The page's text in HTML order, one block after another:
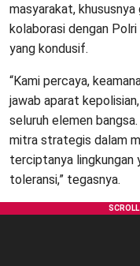
masyarakat,
kolaborasi dengan
yang kondusif.
“Kami percaya,
jawab aparat
seluruh elemen
mitra strategis dalam
terciptanya lingkungan
toleransi,” tegasnya.